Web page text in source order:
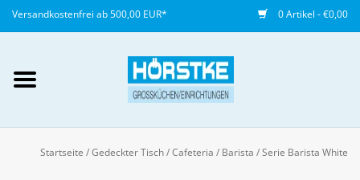
Versandkostenfrei ab 500,00 EUR* 0 Artikel - €0,00
anlegen
Startseite /Gedeckter Tisch/Cafeteria / Barista /Serie Barista White